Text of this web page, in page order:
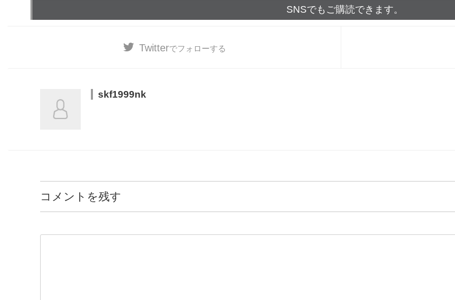
SNSでもご購読できます。
Twitterでフォローする
skf1999nk
コメントを残す